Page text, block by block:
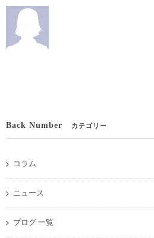
Back Number カテゴリー
コラム
ニュース
ブログ 一覧